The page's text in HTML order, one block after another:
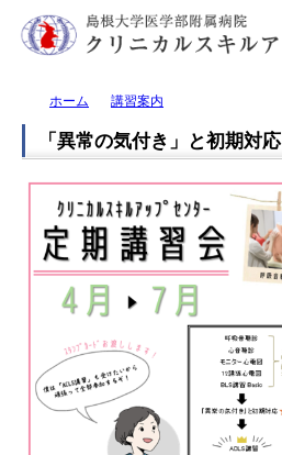
ホーム 講習案内
「異常の気付き」と初期対応